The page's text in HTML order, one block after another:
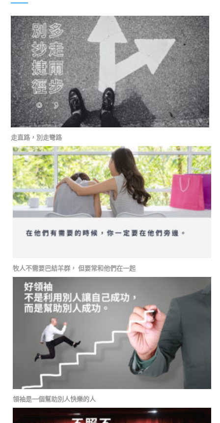
走直路，別走彎路
牧人不需要巴結羊群， 但要常和他們在一起
領袖是一個幫助別人快樂的人